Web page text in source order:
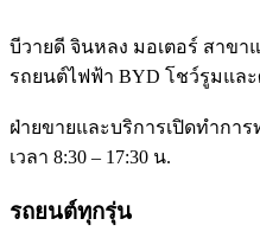
บีวายดี จินหลง มอเตอร์ สาขา
รถยนต์ไฟฟ้า BYD โชว์รูมแล
ฝ่ายขายและบริการเปิดทำกา
เวลา 8:30 – 17:30 น.
รถยนต์ทุกรุ่น